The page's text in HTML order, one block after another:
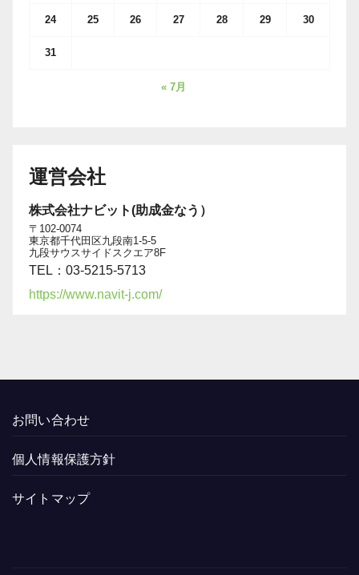
24 25 26 27 28 29 30
31
« 7月
運営会社
株式会社ナビット(助成金なう）
〒102-0074
東京都千代田区九段南1-5-5
九段サウスサイドスクエア8F
TEL：03-5215-5713
https://www.navit-j.com/
お問い合わせ
個人情報保護方針
サイトマップ